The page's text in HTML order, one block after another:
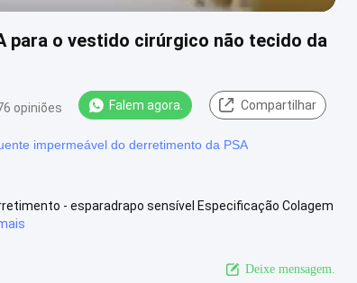
para o vestido cirúrgico não tecido da
opiniões Falem agora. Compartilhar
impermeável do derretimento da PSA
- esparadrapo sensível Especificação Colagem
Deixe mensagem.